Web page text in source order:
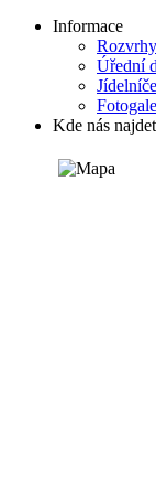
Informace
Úřední
Kde nás